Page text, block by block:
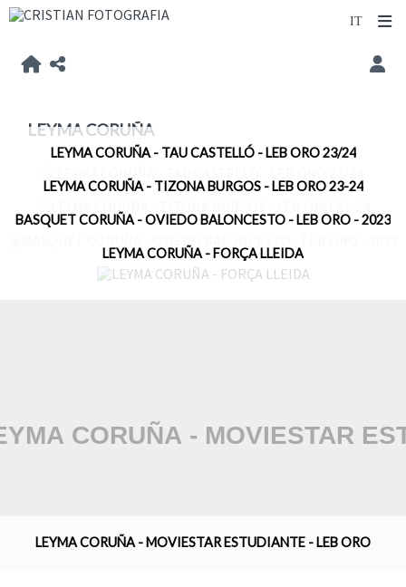
LEYMA CORUÑA
LEYMA CORUÑA - TAU CASTELLÓ - LEB ORO 23/24
LEYMA CORUÑA - TIZONA BURGOS - LEB ORO 23-24
BASQUET CORUÑA - OVIEDO BALONCESTO - LEB ORO - 2023
LEYMA CORUÑA - FORÇA LLEIDA
LEYMA CORUÑA - MOVIESTAR ESTUDIANTE - LEB ORO